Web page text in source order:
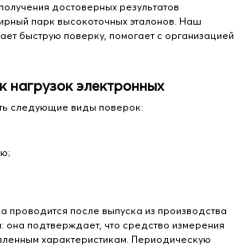
достоверных результатов
парк высокоточных эталонов. Наш
быструю поверку, помогает с организацией
нагрузок электронных
следующие виды поверок:
проводится после выпуска из производства
она подтверждает, что средство измерения
характеристикам. Периодическую